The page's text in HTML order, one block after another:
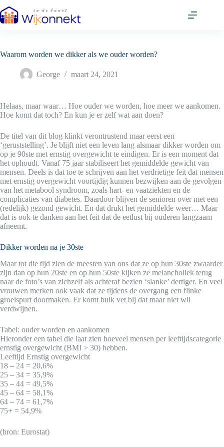
naar
de
Waarom worden we dikker als we ouder worden?
George maart 24, 2021
Helaas, maar waar… Hoe ouder we worden, hoe meer we aankomen.
Hoe komt dat toch? En kun je er zelf wat aan doen?
De titel van dit blog klinkt verontrustend maar eerst een
‘geruststelling’. Je blijft niet een leven lang alsmaar dikker worden om
op je 90ste met ernstig overgewicht te eindigen. Er is een moment dat
het ophoudt. Vanaf 75 jaar stabiliseert het gemiddelde gewicht van
mensen. Deels is dat toe te schrijven aan het verdrietige feit dat mensen
met ernstig overgewicht voortijdig kunnen bezwijken aan de gevolgen
van het metabool syndroom, zoals hart- en vaatziekten en de
complicaties van diabetes. Daardoor blijven de senioren over met een
(redelijk) gezond gewicht. En dat drukt het gemiddelde weer… Maar
dat is ook te danken aan het feit dat de eetlust bij ouderen langzaam
afneemt.
Dikker worden na je 30ste
Maar tot die tijd zien de meesten van ons dat ze op hun 30ste zwaarder
zijn dan op hun 20ste en op hun 50ste kijken ze melancholiek terug
naar de foto’s van zichzelf als achteraf bezien ‘slanke’ dertiger. En veel
vrouwen merken ook vaak dat ze tijdens de overgang een flinke
groeispurt doormaken. Er komt buik vet bij dat maar niet wil
verdwijnen.
Tabel: ouder worden en aankomen
Hieronder een tabel die laat zien hoeveel mensen per leeftijdscategorie
ernstig overgewicht (BMI > 30) hebben.
Leeftijd Ernstig overgewicht
18 – 24 = 20,6%
25 – 34 = 35,9%
35 – 44 = 49,5%
45 – 64 = 58,1%
64 – 74 = 61,7%
75+ = 54,9%
(bron: Eurostat)